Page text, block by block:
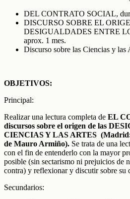
DEL CONTRATO SOCIAL,
DISCURSO SOBRE EL
DESIGUALDADES ENTRE
aprox. 1 mes.
Discurso sobre las Ciencias y las
OBJETIVOS:
Principal:
Realizar una lectura completa de EL
discursos sobre el origen de las
CIENCIAS Y LAS ARTES
de Mauro Armiño). Se trata de una
con el fin de entenderlo con la mayor
posible (sin sectarismo ni prejuicios de
contra) y reflexionar y discutir sobre su
Secundarios: